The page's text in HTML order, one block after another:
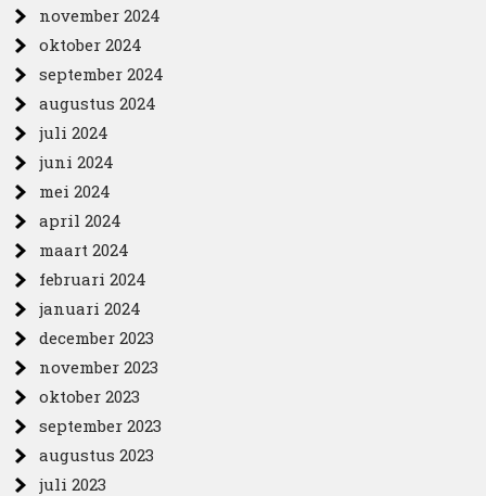
november 2024
oktober 2024
september 2024
augustus 2024
juli 2024
juni 2024
mei 2024
april 2024
maart 2024
februari 2024
januari 2024
december 2023
november 2023
oktober 2023
september 2023
augustus 2023
juli 2023